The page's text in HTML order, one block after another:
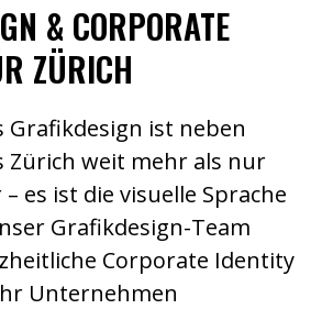
& CORPORATE
ZÜRICH
Grafikdesign ist neben
Zürich weit mehr als nur
es ist die visuelle Sprache
Grafikdesign-Team
Corporate Identity
Unternehmen